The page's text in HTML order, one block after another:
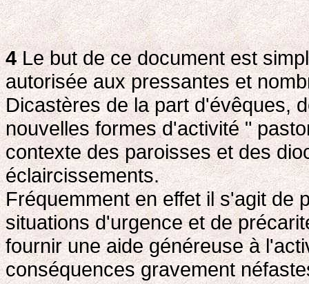
4Le but de ce document est
autorisée aux pressantes et
Dicastères de la part d'évêques,
nouvelles formes d'activité "
contexte des paroisses et des
éclaircissements.
Fréquemment en effet il s'agit de
situations d'urgence et de
fournir une aide généreuse à
conséquences gravement